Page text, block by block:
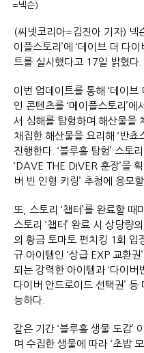
=넥슨)
(씨넷코리아=김진아 기자) 넥
이플스토리’에 ‘데이브 더 다
트를 실시했다고 17일 밝혔다.
이번 업데이트를 통해 ‘데이브
인 콘텐츠를 ‘메이플스토리’에
서 심해를 탐험하며 해산물을
채집한 해산물을 요리해 ‘반쵸
진행한다. ‘블루홀 탐험’ 스토
‘DAVE THE DIVER 훈장’을
버 빈 인형 키링’ 추첨에 응모
또, 스토리 ‘챕터’를 완료할 때
스토리 ‘챕터’ 완료 시 상당량
의 황금 토마토 펀치킹 1회 입
규 아이템인 ‘상급 EXP 교환권
되는 강력한 아이템과 ‘다이버
다이버 안드로이드 선택권’
능하다.
같은 기간 ‘블루홀 생물 도감’
며 수집한 생물에 따라 ‘초밥